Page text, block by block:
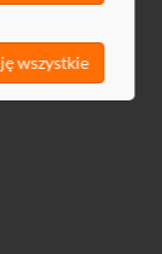
wszystkie